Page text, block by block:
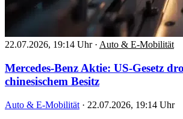
22.07.2026, 19:14 Uhr · Auto & E-Mobilität
Mercedes-Benz Aktie: US-Gesetz
chinesischem Besitz
Auto & E-Mobilität · 22.07.2026, 19:14 Uhr